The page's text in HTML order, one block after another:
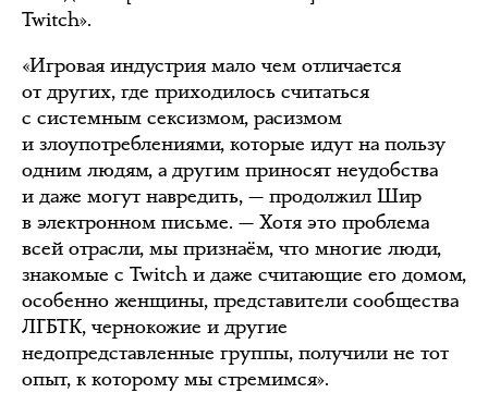
Twitch».
«Игровая индустрия мало чем отличается
от других, где приходилось считаться
с системным сексизмом, расизмом
и злоупотреблениями, которые идут на пользу
одним людям, а другим приносят неудобства
и даже могут навредить, — продолжил Шир
в электронном письме. — Хотя это проблема
всей отрасли, мы признаём, что многие люди,
знакомые с Twitch и даже считающие его домом,
особенно женщины, представители сообщества
ЛГБТК, чернокожие и другие
недопредставленные группы, получили не тот
опыт, к которому мы стремимся».